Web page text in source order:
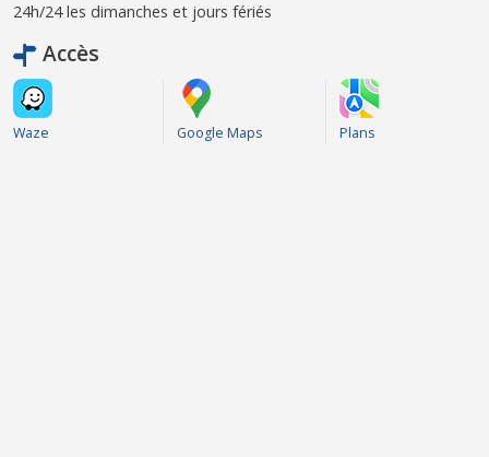
24h/24 les dimanches et jours fériés
Accès
Waze Google Maps Plans